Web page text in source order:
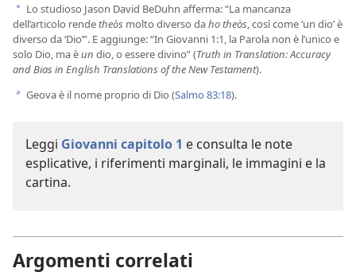
a Lo studioso Jason David BeDuhn afferma: “La mancanza
dell’articolo rendetheòs molto diverso daho theòs, così come ‘un dio’ è
diverso da ‘Dio’”. E aggiunge: “In Giovanni 1:1, la Parola non è l’unico e
solo Dio, ma èun dio, o essere divino” (Truth in Translation: Accuracy
and Bias in English Translations of the New Testament).
b Geova è il nome proprio di Dio (Salmo 83:18).
Leggi Giovanni capitolo 1 e consulta le note
esplicative, i riferimenti marginali, le immagini e la
cartina.
Argomenti correlati